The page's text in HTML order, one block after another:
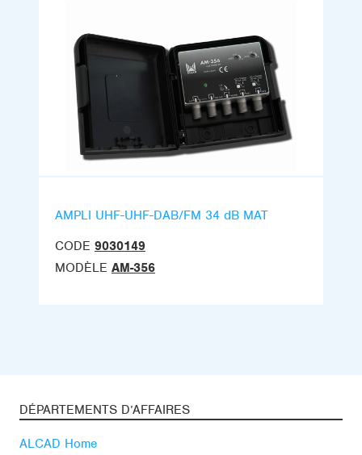
AMPLI UHF-UHF-DAB/FM 34 dB MAT
CODE 9030149
MODÈLE AM-356
DÉPARTEMENTS D’AFFAIRES
ALCAD Home